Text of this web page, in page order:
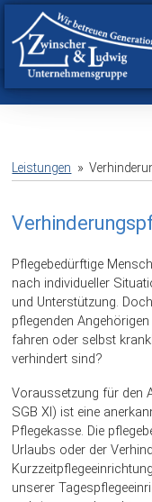
Leistungen
Pflegebedürftige
nach individueller
und Unterstützung.
pflegenden
fahren oder selbst
verhindert sind?
Voraussetzung für den
SGB XI) ist eine
Pflegekasse. Die
Urlaubs oder der
unserer